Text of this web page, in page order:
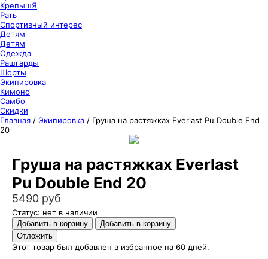
КрепышЯ
Рать
Спортивный интерес
Детям
Детям
Одежда
Рашгарды
Шорты
Экипировка
Кимоно
Самбо
Скидки
Главная / Экипировка / Груша на растяжках Everlast Pu Double End
20
Груша на растяжках Everlast
Pu Double End 20
5490 руб
Статус: нет в наличии
Этот товар был добавлен в избранное на 60 дней.